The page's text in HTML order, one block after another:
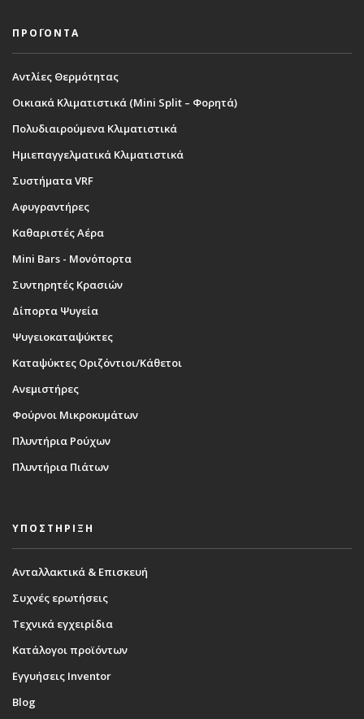
ΠΡΟΪΟΝΤΑ
Αντλίες Θερμότητας
Οικιακά Κλιματιστικά (Mini Split – Φορητά)
Πολυδιαιρούμενα Κλιματιστικά
Ημιεπαγγελματικά Κλιματιστικά
Συστήματα VRF
Αφυγραντήρες
Καθαριστές Αέρα
Mini Bars - Μονόπορτα
Συντηρητές Κρασιών
Δίπορτα Ψυγεία
Ψυγειοκαταψύκτες
Καταψύκτες Οριζόντιοι/Κάθετοι
Ανεμιστήρες
Φούρνοι Μικροκυμάτων
Πλυντήρια Ρούχων
Πλυντήρια Πιάτων
ΥΠΟΣΤΗΡΙΞΗ
Ανταλλακτικά & Επισκευή
Συχνές ερωτήσεις
Τεχνικά εγχειρίδια
Κατάλογοι προϊόντων
Εγγυήσεις Inventor
Blog